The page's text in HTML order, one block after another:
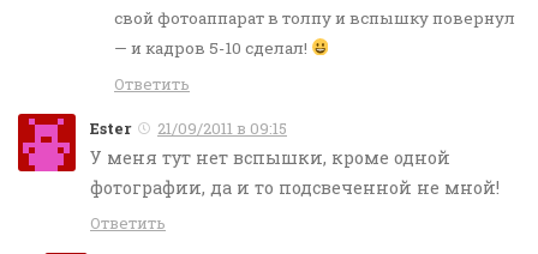
свой фотоаппарат в толпу и вспышку повернул
— и кадров 5-10 сделал!
Ответить
Ester 21/09/2011 в 09:15
У меня тут нет вспышки, кроме одной
фотографии, да и то подсвеченной не мной!
Ответить